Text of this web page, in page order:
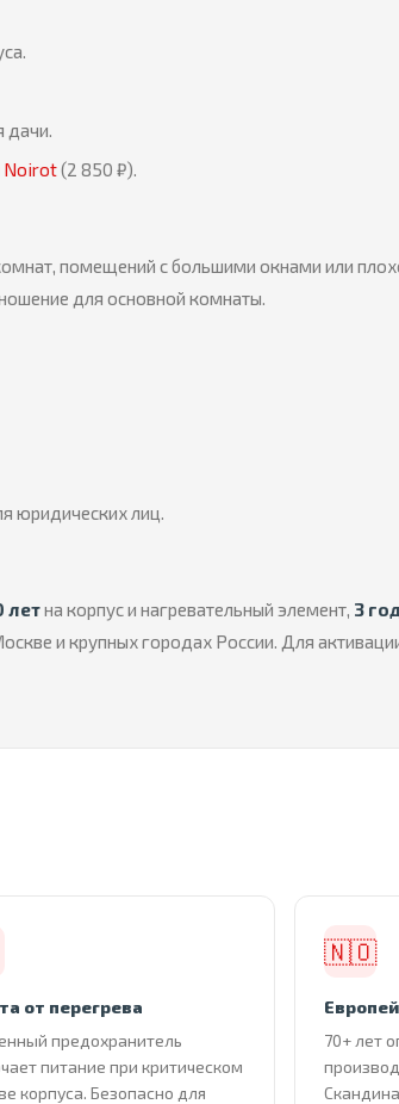
дачи.
Noirot(2 850 ₽).
помещений с большими окнами или
для основной комнаты.
юридических лиц.
летна корпус и нагревательный элемент, 3
и крупных городах России. Для
от перегрева
предохранитель
питание при критическом
корпуса. Безопасно для
🇳🇴
70+ лет